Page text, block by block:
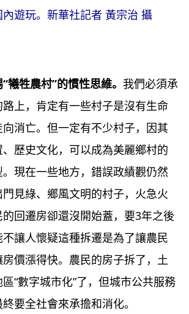
遊玩。新華社記者 黃宗治 攝
犧牲農村”的慣性思維。 我們必須承
上，肯定有一些村子是沒有生命
消亡。但一定有不少村子，因其
歷史文化，可以成為美麗鄉村的
現在一些地方，錯誤政績觀仍然
見綠、鄉風文明的村子，火急火
回遷房卻還沒開始蓋，要3年之後
讓人懷疑這種拆遷是為了讓農民
價漲得快。農民的房子拆了，土
“數字城市化”了，但城市公共服務
要全社會來承擔和消化。